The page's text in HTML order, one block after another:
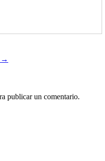
→
publicar un comentario.